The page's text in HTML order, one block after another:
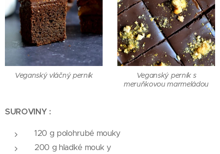
Veganský vláčný perník
Veganský perník s
meruňkovou marmeládou
SUROVINY :
120 g polohrubé mouky
200 g hladké mouk y